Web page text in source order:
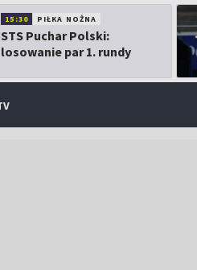
15:30 PIŁKA NOŻNA
STS Puchar Polski:
losowanie par 1. rundy